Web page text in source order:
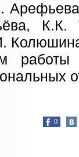
работы
0